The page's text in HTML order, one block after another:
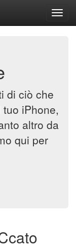
di ciò che
iPhone,
altro da
qui per